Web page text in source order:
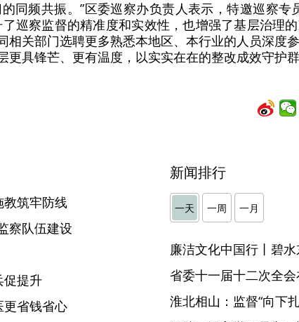
同频共振。”区委巡察办负责人表示，特邀巡察专
了巡察监督的精准度和实效性，也增强了基层治理
相关部门选聘更多熟悉本地区、本行业的人员深度
更具锋芒、更有温度，以实实在在的整改成效守护
教筑牢防线
察队伍建设
促提升
省钱省心
新闻排行
一天 一周 一月
廉洁文化中国行丨碧
省委十一届十二次全
淮北相山：监督“向下